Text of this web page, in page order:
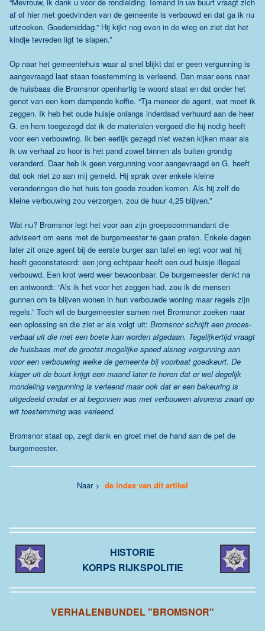
af of hier met goedvinden van de gemeente is verbouwd en dat ga ik nu
uitzoeken. Goedemiddag.” Hij kijkt nog even in de wieg en ziet dat het
kindje tevreden ligt te slapen.”
Op naar het gemeentehuis waar al snel blijkt dat er geen vergunning is
aangevraagd laat staan toestemming is verleend. Dan maar eens naar
de huisbaas die Bromsnor openhartig te woord staat en dat onder het
genot van een kom dampende koffie. “Tja meneer de agent, wat moet ik
zeggen. Ik heb het oude huisje onlangs inderdaad verhuurd aan de heer
G. en hem toegezegd dat ik de materialen vergoed die hij nodig heeft
voor een verbouwing. Ik ben eerlijk gezegd niet wezen kijken maar als
ik uw verhaal zo hoor is het pand zowel binnen als buiten grondig
veranderd. Daar heb ik geen vergunning voor aangevraagd en G. heeft
dat ook niet zo aan mij gemeld. Hij sprak over enkele kleine
veranderingen die het huis ten goede zouden komen. Als hij zelf de
kleine verbouwing zou verzorgen, zou de huur 4,25 blijven.”
Wat nu? Bromsnor legt het voor aan zijn groepscommandant die
adviseert om eens met de burgemeester te gaan praten. Enkele dagen
later zit onze agent bij de eerste burger aan tafel en legt voor wat hij
heeft geconstateerd: een jong echtpaar heeft een oud huisje illegaal
verbouwd. Een krot werd weer bewoonbaar. De burgemeester denkt na
en antwoordt: “Als ik het voor het zeggen had, zou ik de mensen
gunnen om te blijven wonen in hun verbouwde woning maar regels zijn
regels.” Toch wil de burgemeester samen met Bromsnor zoeken naar
een oplossing en die ziet er als volgt uit: Bromsnor schrijft een proces-
verbaal uit die met een boete kan worden afgedaan. Tegelijkertijd vraagt
de huisbaas met de grootst mogelijke spoed alsnog vergunning aan
voor een verbouwing welke de gemeente bij voorbaat goedkeurt. De
klager uit de buurt krijgt een maand later te horen dat er wel degelijk
mondeling vergunning is verleend maar ook dat er een bekeuring is
uitgedeeld omdat er al begonnen was met verbouwen alvorens zwart op
wit toestemming was verleend.
Bromsnor staat op, zegt dank en groet met de hand aan de pet de
burgemeester.
Naar > de index van dit artikel
HISTORIE
KORPS RIJKSPOLITIE
VERHALENBUNDEL "BROMSNOR"